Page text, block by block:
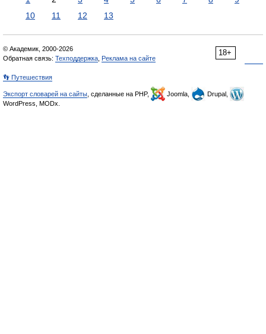
10
11 12 13
18+
© Академик, 2000-2026
Обратная связь: Техподдержка Реклама на сайте
👣 Путешествия
Экспорт словарей на сайты , сделанные на PHP, Joomla,
Drupal,
WordPress, MODx.